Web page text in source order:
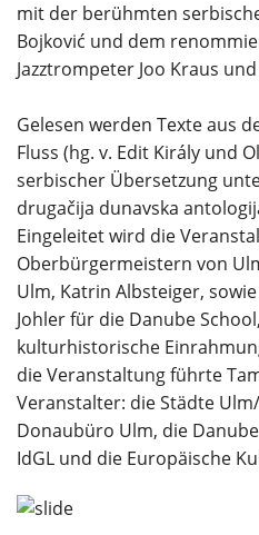
mit der berühmten
Bojković und dem
Jazztrompeter Joo Kraus
Gelesen werden Texte aus
Fluss (hg. v. Edit Király und
serbischer Übersetzung
drugačija dunavska
Eingeleitet wird die
Oberbürgermeistern von
Ulm, Katrin Albsteiger,
Johler für die Danube
kulturhistorische
die Veranstaltung führte
Veranstalter: die Städte
Donaubüro Ulm, die
IdGL und die Europäische